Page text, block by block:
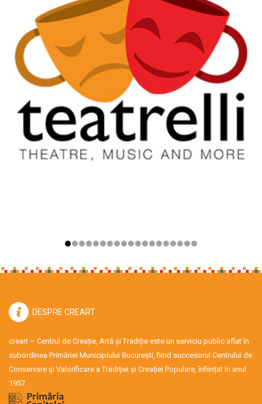
DESPRE CREART
creart – Centrul de Creație, Artă și Tradiție este un serviciu public aflat în
subordinea Primăriei Municipiului București, fiind succesorul Centrului de
Conservare şi Valorificare a Tradiţiei şi Creaţiei Populare, înființat în anul
1957.